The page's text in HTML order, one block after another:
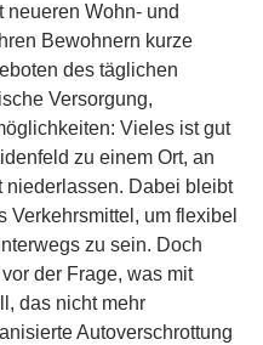
neueren Wohn- und
Bewohnern kurze
des täglichen
Versorgung,
Vieles ist gut
zu einem Ort, an
niederlassen. Dabei bleibt
Verkehrsmittel, um flexibel
zu sein. Doch
der Frage, was mit
das nicht mehr
Autoverschrottung